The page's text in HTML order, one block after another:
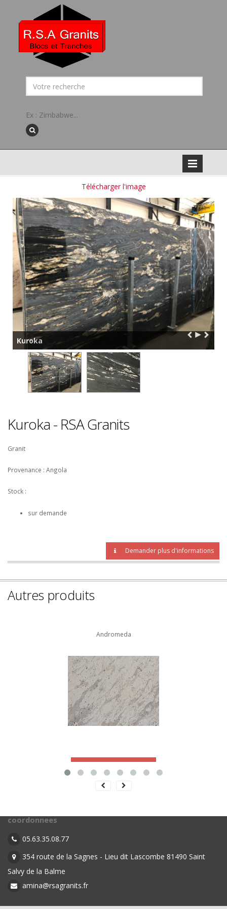
Ex : Zimbabwe...
Télécharger l'image
Kuroka
Kuroka - RSA Granits
Granit
Provenance : Angola
Stock :
sur demande
Demander plus d'informations
Autres produits
Andromeda
Accéder à la fiche produit
coordonnees
05.63.35.08.77
354 route de la Sagnes - Lieu dit Lascombe 81490 Saint
Salvy de la Balme
amina@rsagranits.fr